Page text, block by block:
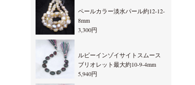
ペールカラー淡水パール約12-12-
8mm
3,300円
ルビーインゾイサイトスムース
ブリオレット最大約10-9-4mm
5,940円